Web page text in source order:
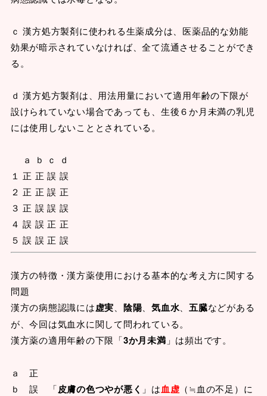
ｃ 漢方処方製剤に使われる生薬成分は、医薬品的な効能
効果が暗示されていなければ、全て流通させることができ
る。
ｄ 漢方処方製剤は、用法用量において適用年齢の下限が
設けられていない場合であっても、生後６か月未満の乳児
には使用しないこととされている。
ａ ｂ ｃ ｄ
１ 正 正 誤 誤
２ 正 正 誤 正
３ 正 誤 誤 誤
４ 誤 誤 正 正
５ 誤 誤 正 誤
漢方の特徴・漢方薬使用における基本的な考え方に関する
問題
漢方の病態認識には虚実 陰陽 、気血水 、五臓などがある
が、今回は気血水に関して問われている。
漢方薬の適用年齢の下限「3か月未満 」は頻出です。
ａ 正
ｂ 誤 「皮膚の色つやが悪く 」は血虚 （≒血の不足）に